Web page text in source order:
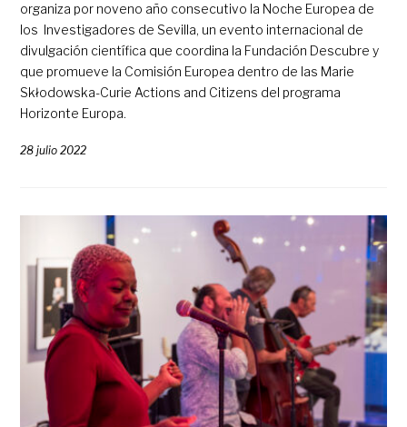
organiza por noveno año consecutivo la Noche Europea de
los Investigadores de Sevilla, un evento internacional de
divulgación científica que coordina la Fundación Descubre y
que promueve la Comisión Europea dentro de las Marie
Skłodowska-Curie Actions and Citizens del programa
Horizonte Europa.
28 julio 2022